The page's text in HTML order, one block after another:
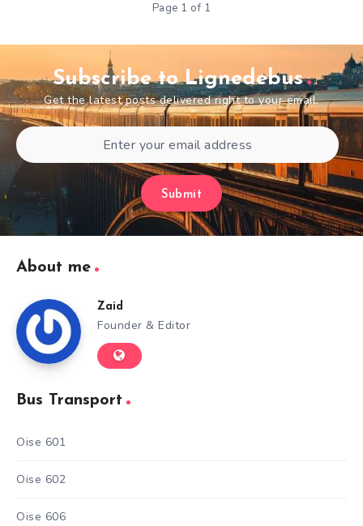
Page 1 of 1
Subscribe to Lignedebus
Get the latest posts delivered right to your email.
Submit
About me
Zaid
Founder & Editor
Bus Transport
Oise 601
Oise 602
Oise 606